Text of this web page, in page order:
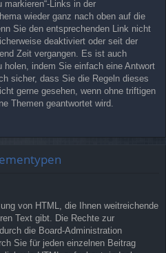
markieren“-Links in der
wieder ganz nach oben auf die
Sie den entsprechenden Link nicht
deaktiviert oder seit der
Zeit vergangen. Es ist auch
indem Sie einfach eine Antwort
sicher, dass Sie die Regeln dieses
gerne gesehen, wenn ohne triftigen
Themen geantwortet wird.
von HTML, die Ihnen weitreichende
Text gibt. Die Rechte zur
die Board-Administration
Sie für jeden einzelnen Beitrag